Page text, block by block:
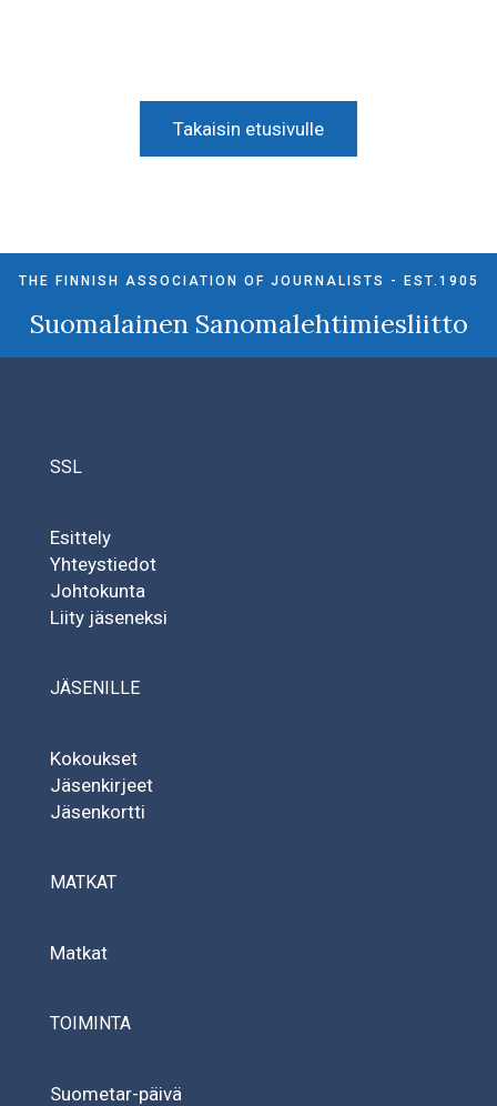
Takaisin etusivulle
THE FINNISH ASSOCIATION OF JOURNALISTS - EST.1905
Suomalainen Sanomalehtimiesliitto
SSL
Esittely
Yhteystiedot
Johtokunta
Liity jäseneksi
JÄSENILLE
Kokoukset
Jäsenkirjeet
Jäsenkortti
MATKAT
Matkat
TOIMINTA
Suometar-päivä